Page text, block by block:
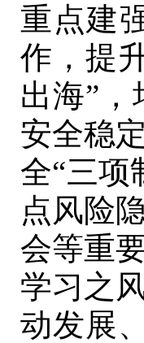
重点建
作，提
出海”，
安全稳
全“三项
点风险
会等重
学习之
动发展